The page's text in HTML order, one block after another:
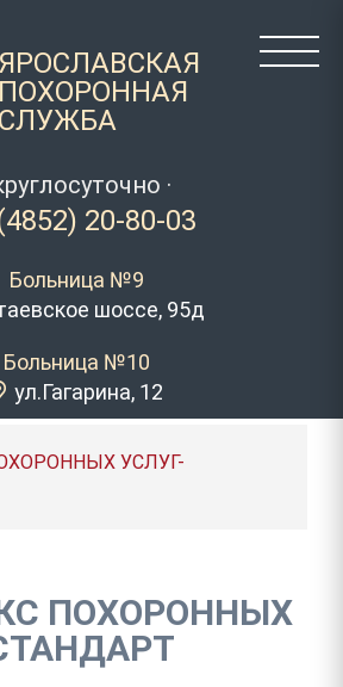
ЯРОСЛАВСКАЯ
ПОХОРОННАЯ
СЛУЖБА
·
20-80-03
Больница №9
шоссе, 95д
Больница №10
ул.Гагарина, 12
УСЛУГ-
ОБЕДЫПОХОРОННЫХ